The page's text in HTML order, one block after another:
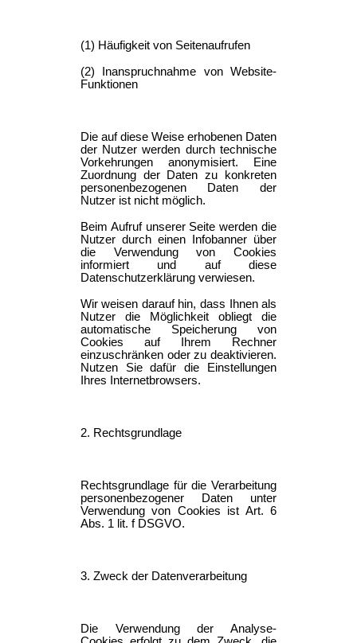
(1) Häufigkeit von Seitenaufrufen
(2) Inanspruchnahme von Website-
Funktionen
Die auf diese Weise erhobenen Daten
der Nutzer werden durch technische
Vorkehrungen anonymisiert. Eine
Zuordnung der Daten zu konkreten
personenbezogenen Daten der
Nutzer ist nicht möglich.
Beim Aufruf unserer Seite werden die
Nutzer durch einen Infobanner über
die Verwendung von Cookies
informiert und auf diese
Datenschutzerklärung verwiesen.
Wir weisen darauf hin, dass Ihnen als
Nutzer die Möglichkeit obliegt die
automatische Speicherung von
Cookies auf Ihrem Rechner
einzuschränken oder zu deaktivieren.
Nutzen Sie dafür die Einstellungen
Ihres Internetbrowsers.
2. Rechtsgrundlage
Rechtsgrundlage für die Verarbeitung
personenbezogener Daten unter
Verwendung von Cookies ist Art. 6
Abs. 1 lit. f DSGVO.
3. Zweck der Datenverarbeitung
Die Verwendung der Analyse-